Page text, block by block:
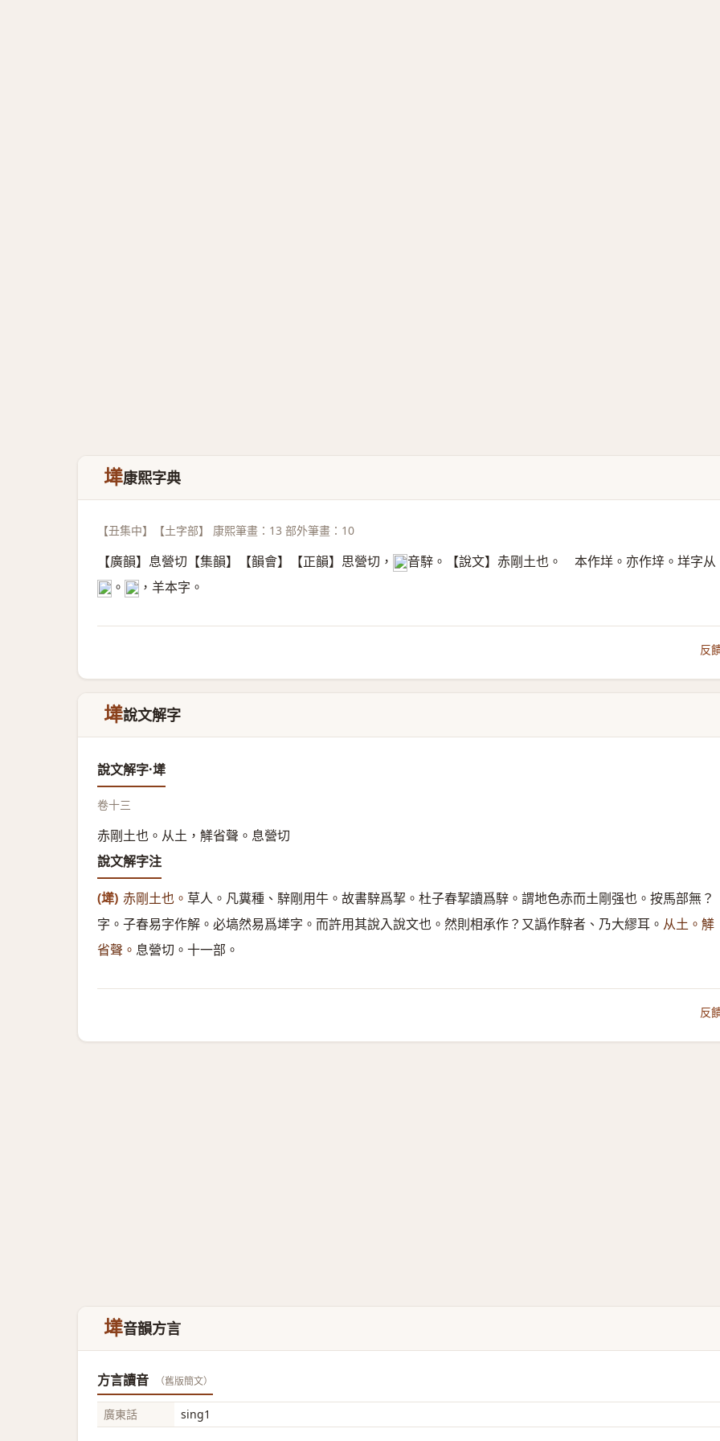
㙚康熙字典
【丑集中】【土字部】 康熙筆畫：13 部外筆畫：10
【廣韻】息營切【集韻】【韻會】【正韻】思營切， 𠀤音騂。【說文】赤剛土也。 本作垟。亦作垶。垟字从
𦍋 。 𦍋 ，羊本字。
反
㙚說文解字
說文解字·㙚
卷十三
赤剛土也。从土，觲省聲。息營切
說文解字注
(㙚) 赤剛土也。 草人。凡糞種、騂剛用牛。故書騂爲挈。杜子春挈讀爲騂。謂地色赤而土剛强也。按馬部無？
字。子春易字作解。必塙然易爲㙚字。而許用其說入說文也。然則相承作？又譌作騂者、乃大繆耳。 从土。觲
省聲。 息營切。十一部。
反
㙚音韻方言
方言讀音 （舊版簡文）
廣東話 sing1